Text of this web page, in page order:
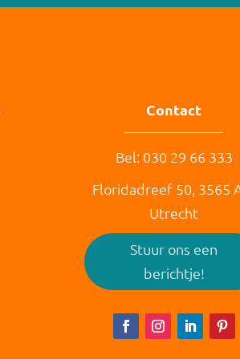
Contact
Bel: 030 29 66 333
Floridadreef 50, 3565
Utrecht
Stuur ons een
berichtje!